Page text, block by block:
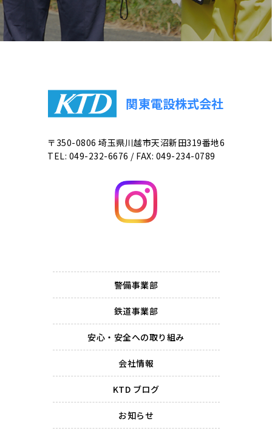
関東電設株式会社
〒350-0806 埼玉県川越市天沼新田319番地6
TEL: 049-232-6676 / FAX: 049-234-0789
警備事業部
鉄道事業部
安心・安全への取り組み
会社情報
KTD ブログ
お知らせ